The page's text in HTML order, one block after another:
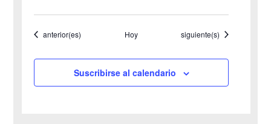
e
v
e
Eventos
anterior(es) Hoy Eventos
siguiente(s)
Suscribirse al calendario